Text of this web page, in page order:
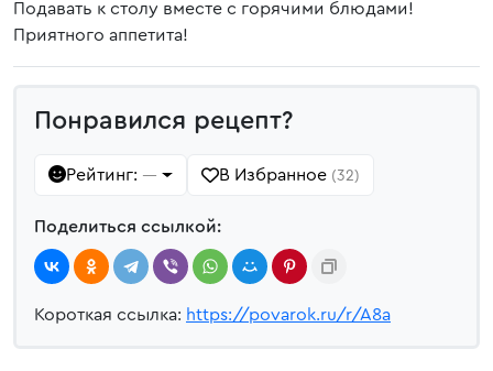
Подавать к столу вместе с горячими блюдами!
Приятного аппетита!
Понравился рецепт?
Рейтинг: — В Избранное (32)
Поделиться ссылкой:
Короткая ссылка: https://povarok.ru/r/A8a